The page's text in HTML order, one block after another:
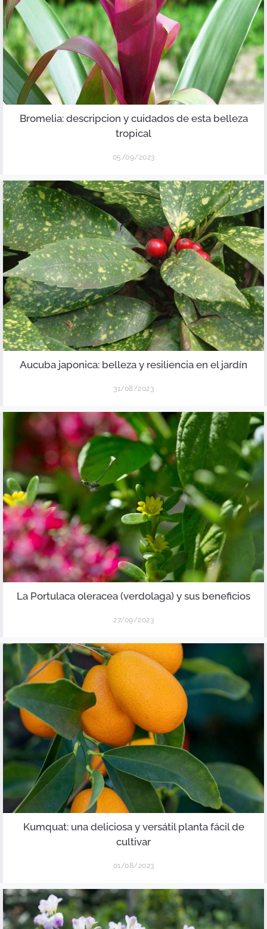
Bromelia: descripcion y cuidados de esta belleza
tropical
05/09/2023
Aucuba japonica: belleza y resiliencia en el jardín
31/08/2023
La Portulaca oleracea (verdolaga) y sus beneficios
27/09/2023
Kumquat: una deliciosa y versátil planta fácil de
cultivar
01/08/2023